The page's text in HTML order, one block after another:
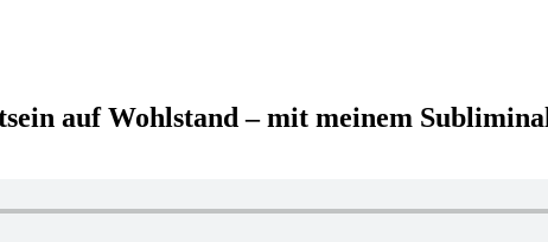
auf Wohlstand – mit meinem Subliminal